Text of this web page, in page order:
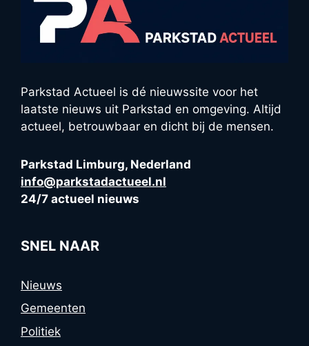
Parkstad Actueel is dé nieuwssite voor het
laatste nieuws uit Parkstad en omgeving. Altijd
actueel, betrouwbaar en dicht bij de mensen.
Parkstad Limburg, Nederland
info@parkstadactueel.nl
24/7 actueel nieuws
SNEL NAAR
Nieuws
Gemeenten
Politiek